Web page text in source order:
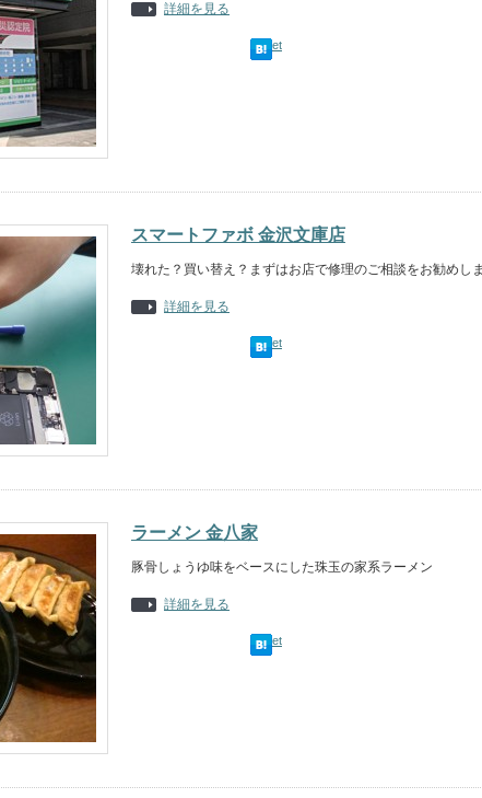
詳細を見る
Tweet
スマートファボ 金沢文庫店
壊れた？買い替え？まずはお店で修理のご相談をお勧めし
詳細を見る
Tweet
ラーメン 金八家
豚骨しょうゆ味をベースにした珠玉の家系ラーメン
詳細を見る
Tweet